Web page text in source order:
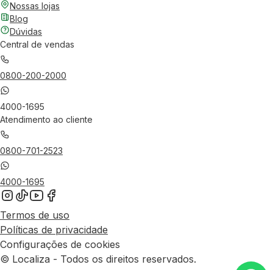
Nossas lojas
Blog
Dúvidas
Central de vendas
0800-200-2000
4000-1695
Atendimento ao cliente
0800-701-2523
4000-1695
Termos de uso
Políticas de privacidade
Configurações de cookies
© Localiza - Todos os direitos reservados.